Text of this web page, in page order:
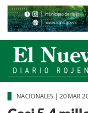
NACIONALES | 20 MAR